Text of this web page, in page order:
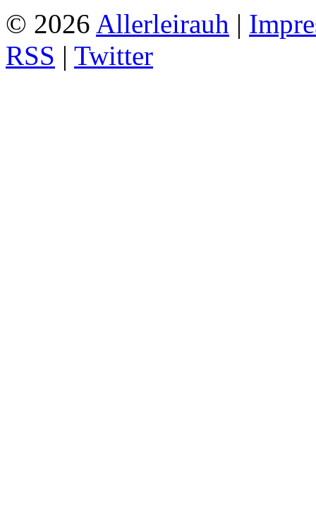
© 2026 Allerleirauh |
RSS | Twitter